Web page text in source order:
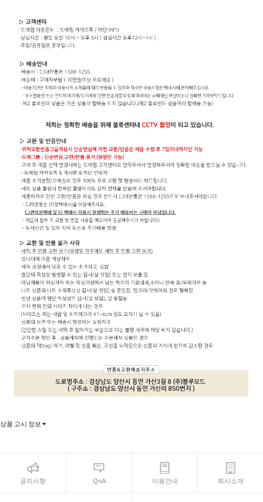
상품 고시 정보
공지사항 QnA 이용안내 회사소개